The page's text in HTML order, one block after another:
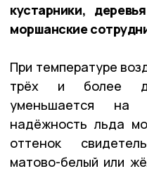
кустарники,
моршанские
При температуре
трёх и более
уменьшается на
надёжность льда
оттенок
матово-белый или